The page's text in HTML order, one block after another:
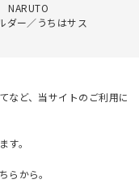
NARUTO
ダー／うちはサス
など、当サイトのご利用に
。
らから。